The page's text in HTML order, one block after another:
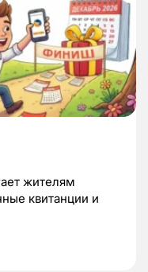
жителям
квитанции и